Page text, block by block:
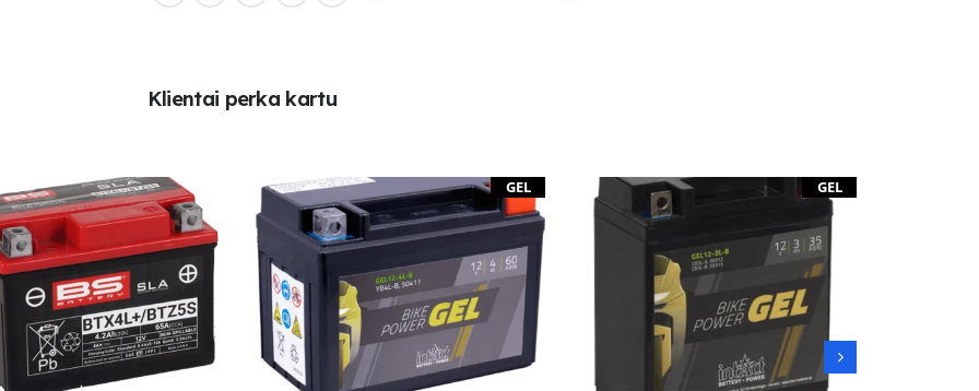
Klientai perka kartu
GEL GEL